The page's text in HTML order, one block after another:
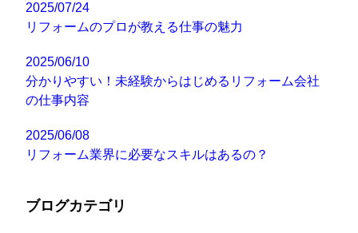
2025/07/24
リフォームのプロが教える仕事の魅力
2025/06/10
分かりやすい！未経験からはじめるリフォーム会社
の仕事内容
2025/06/08
リフォーム業界に必要なスキルはあるの？
ブログカテゴリ